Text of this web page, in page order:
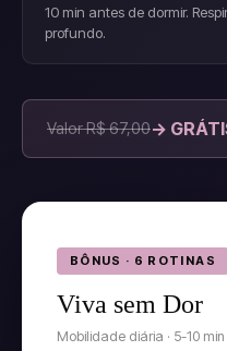
10 min antes de dormir.
profundo.
Valor R$ 67,00→
BÔNUS · 6 ROTINAS
Viva sem Dor
Mobilidade diária · 5-10